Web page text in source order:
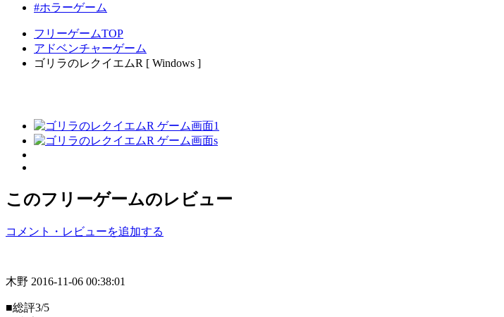
#ホラーゲーム
フリーゲームTOP
アドベンチャーゲーム
ゴリラのレクイエムR [ Windows ]
このフリーゲームのレビュー
コメント・レビューを追加する
木野 2016-11-06 00:38:01
■総評3/5